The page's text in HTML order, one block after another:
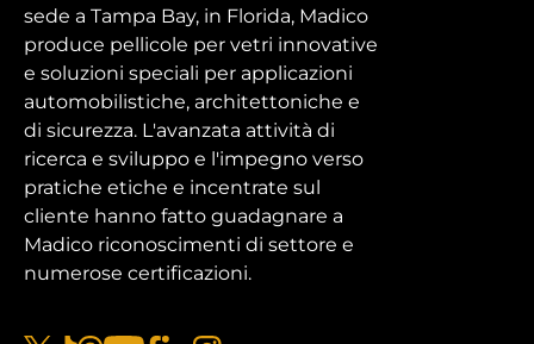
sede a Tampa Bay, in Florida, Madico
produce pellicole per vetri innovative
e soluzioni speciali per applicazioni
automobilistiche, architettoniche e
di sicurezza. L'avanzata attività di
ricerca e sviluppo e l'impegno verso
pratiche etiche e incentrate sul
cliente hanno fatto guadagnare a
Madico riconoscimenti di settore e
numerose certificazioni.